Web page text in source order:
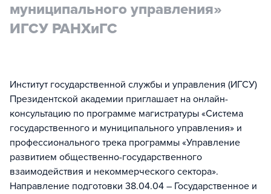
муниципального управления»
ИГСУ РАНХиГС
Институт государственной службы и управления (ИГСУ)
Президентской академии приглашает на онлайн-
консультацию по программе магистратуры «Система
государственного и муниципального управления» и
профессионального трека программы «Управление
развитием общественно-государственного
взаимодействия и некоммерческого сектора».
Направление подготовки 38.04.04 – Государственное и